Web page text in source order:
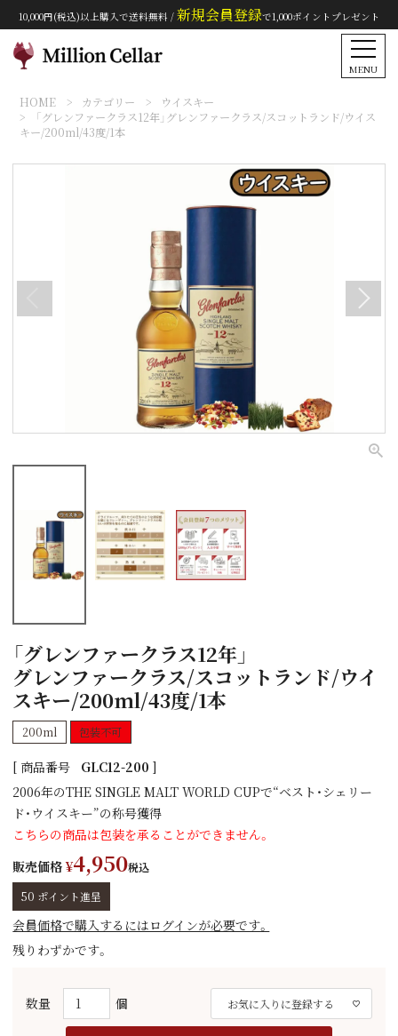
10,000円(税込)以上購入で送料無料 / 新規会員登録で1,000ポイントプレゼント
MENU
HOME カテゴリー
ウイスキー
「グレンファークラス12年」グレンファークラス/スコットランド/ウイス
キー/200ml/43度/1本
「グレンファークラス12年」
グレンファークラス/スコットランド/ウイ
スキー/200ml/43度/1本
200ml 包装不可
商品番号
GLC12-200
2006年のTHE SINGLE MALT WORLD CUPで“ベスト・シェリー
ド・ウイスキー”の称号獲得
こちらの商品は包装を承ることができません。
販売価格 ¥4,950税込
50 ポイント進呈
会員価格で購入するにはログインが必要です。
残りわずかです。
お気に入りに登録する